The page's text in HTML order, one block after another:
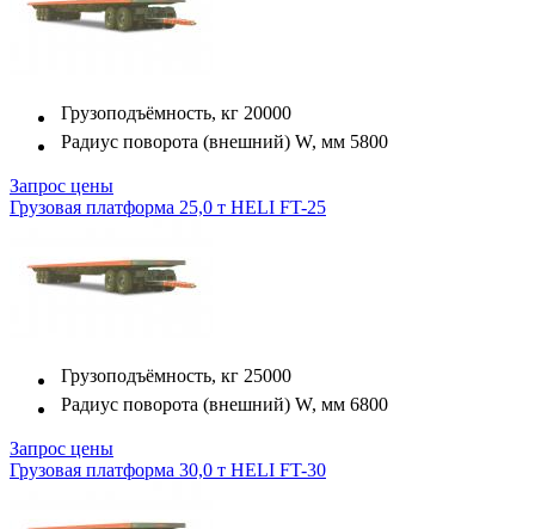
Грузоподъёмность, кг 20000
Радиус поворота (внешний) W, мм 5800
Запрос цены
Грузовая платформа 25,0 т HELI FT-25
Грузоподъёмность, кг 25000
Радиус поворота (внешний) W, мм 6800
Запрос цены
Грузовая платформа 30,0 т HELI FT-30